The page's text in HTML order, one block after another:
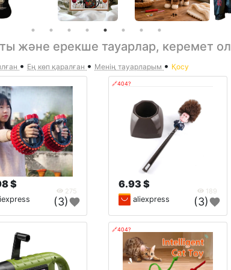
және ерекше тауарлар, керемет
• Ең көп қаралған • Менің тауарларым • Қосу
$
275
(3)
🔗404?
6.93 $
189
aliexpress (3)
🔗404?